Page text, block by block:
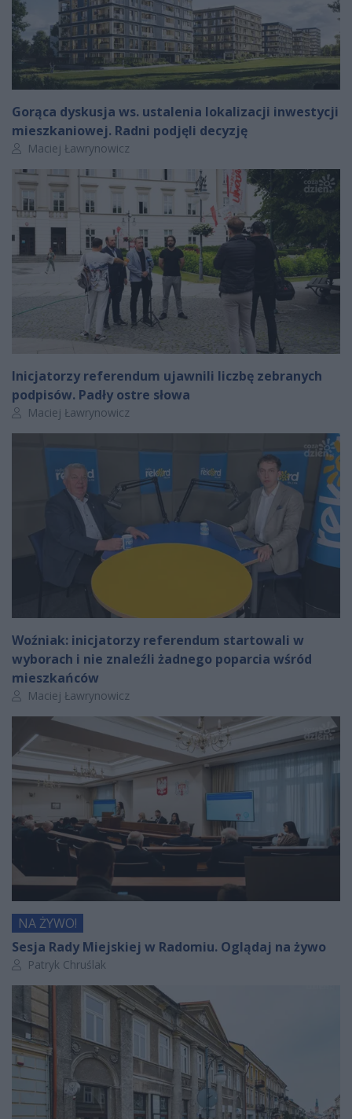
Gorąca dyskusja ws. ustalenia lokalizacji inwestycji
mieszkaniowej. Radni podjęli decyzję
Autor artykułu:
Maciej Ławrynowicz
Inicjatorzy referendum ujawnili liczbę zebranych
podpisów. Padły ostre słowa
Autor artykułu:
Maciej Ławrynowicz
Woźniak: inicjatorzy referendum startowali w
wyborach i nie znaleźli żadnego poparcia wśród
mieszkańców
Autor artykułu:
Maciej Ławrynowicz
NA ŻYWO!
Sesja Rady Miejskiej w Radomiu. Oglądaj na żywo
Autor artykułu:
Patryk Chruślak